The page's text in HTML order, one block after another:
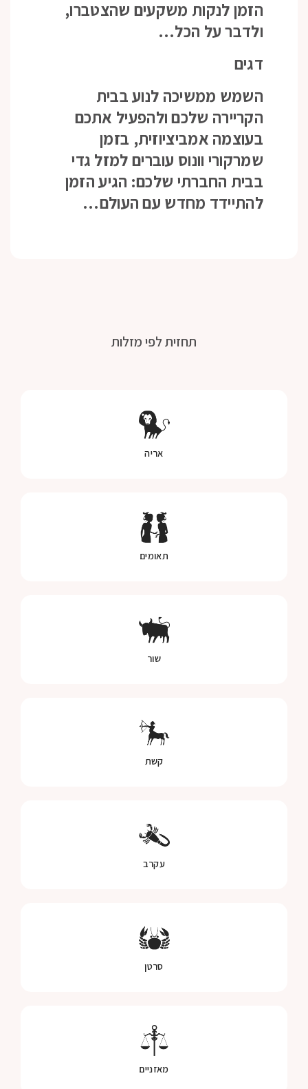
הזמן לנקות משקעים שהצטברו,
ולדבר על הכל…
דגים
השמש ממשיכה לנוע בבית
הקריירה שלכם ולהפעיל אתכם
בעוצמה אמביציוזית, בזמן
שמרקורי וונוס עוברים למזל גדי
בבית החברתי שלכם: הגיע הזמן
להתיידד מחדש עם העולם…
תחזית לפי מזלות
אריה
תאומים
שור
קשת
עקרב
סרטן
מאזניים